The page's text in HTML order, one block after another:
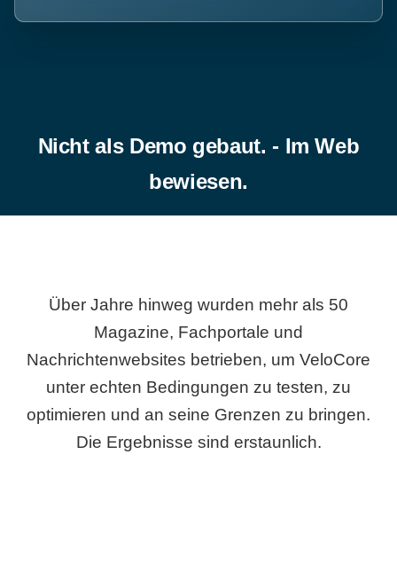
Nicht als Demo gebaut. - Im Web
bewiesen.
Über Jahre hinweg wurden mehr als 50
Magazine, Fachportale und
Nachrichtenwebsites betrieben, um VeloCore
unter echten Bedingungen zu testen, zu
optimieren und an seine Grenzen zu bringen.
Die Ergebnisse sind erstaunlich.